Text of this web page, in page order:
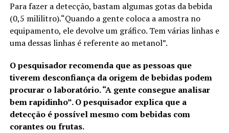
Para fazer a detecção, bastam algumas gotas da bebida
(0,5 mililitro).“Quando a gente coloca a amostra no
equipamento, ele devolve um gráfico. Tem várias linhas e
uma dessas linhas é referente ao metanol”.
O pesquisador recomenda que as pessoas que
tiverem desconfiança da origem de bebidas podem
procurar o laboratório. “A gente consegue analisar
bem rapidinho”. O pesquisador explica que a
detecção é possível mesmo com bebidas com
corantes ou frutas.